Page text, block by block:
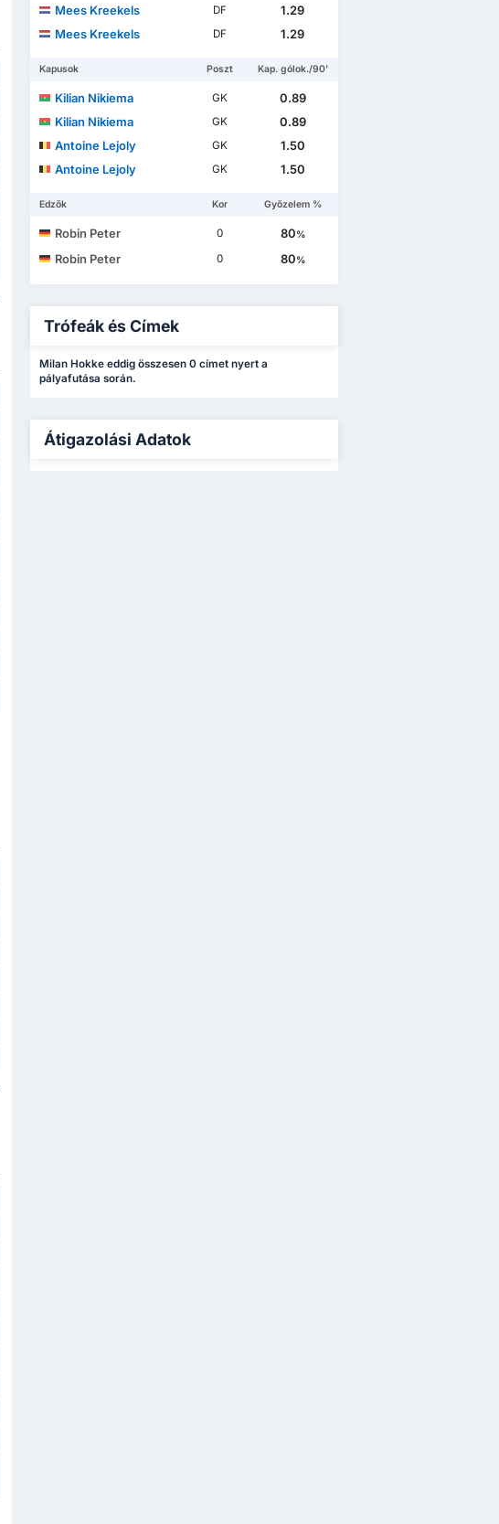
Mees Kreekels
DF
1.29
Mees Kreekels
DF 1.29
Kapusok Poszt Kap. gólok./90'
Kilian Nikiema GK
0.89
Kilian Nikiema
GK
0.89
Antoine Lejoly
GK
1.50
Antoine Lejoly
GK 1.50
Edzők Kor Győzelem %
Robin Peter 0 80%
Robin Peter 0 80%
Trófeák és Címek
Milan Hokke eddig összesen 0 címet nyert a
pályafutása során.
Átigazolási Adatok